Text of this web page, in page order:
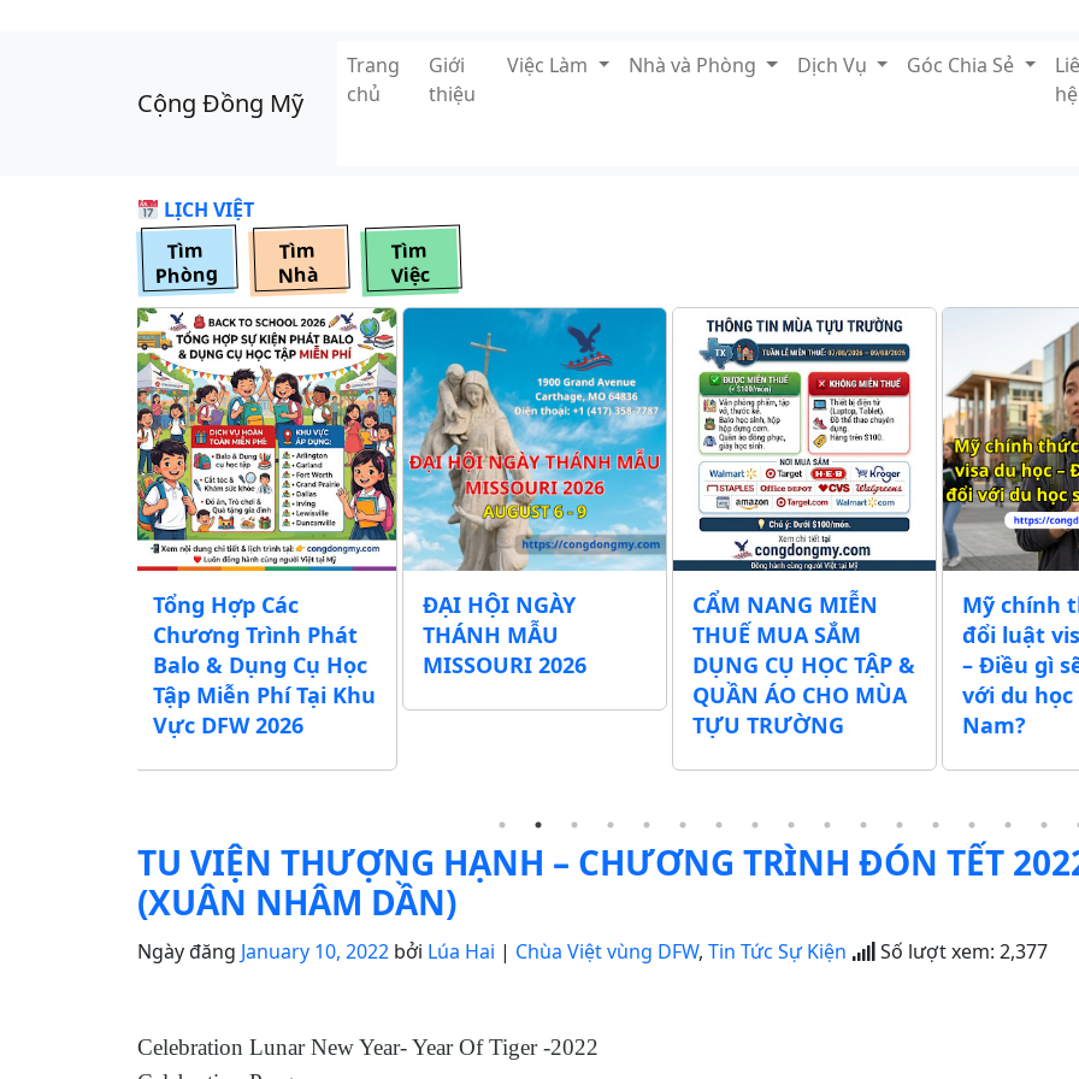
Cộng Đồng Mỹ
Trang
chủ
Giới
thiệu
Việc Làm Nhà và Phòng Dịch Vụ Góc Chia Sẻ
hệ
LỊCH VIỆT
Tìm
Phòng
Tìm
Nhà
Tìm
Việc
ĐẠI HỘI NGÀY
THÁNH MẪU
MISSOURI 2026
CẨM NANG MIỄN
THUẾ MUA SẮM
DỤNG CỤ HỌC TẬP &
Mỹ chính thức thay
đổi luật visa du học
– Điều gì sẽ thay đổi
với du học sinh Việt
Nam?
CÁC ĐỊA
HỌC THI
MIỄN
CHO CÁC
TU VIỆN THƯỢNG HẠNH – CHƯƠNG TRÌNH ĐÓN TẾT
(XUÂN NHÂM DẦN)
Ngày đăng January 10, 2022 bởi Lúa Hai | Chùa Việt vùng DFW, Tin Tức Sự Kiện Số lượt xem: 2,377
Celebration Lunar New Year- Year Of Tiger -2022